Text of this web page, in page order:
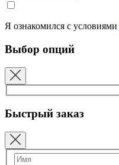
Я ознакомился с условиями
Выбор опций
Быстрый заказ